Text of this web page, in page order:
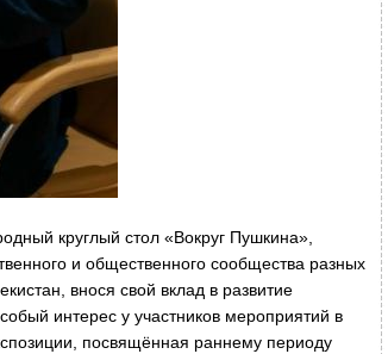
круглый стол «Вокруг Пушкина»,
и общественного сообщества разных
внося свой вклад в развитие
интерес у участников мероприятий в
посвящённая раннему периоду